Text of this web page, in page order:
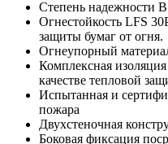
Степень надежности
Огнестойкость LFS
защиты бумаг от огня.
Огнеупорный
Комплексная
качестве тепловой
Испытанная и
пожара
Двухстеночная
Боковая фиксация